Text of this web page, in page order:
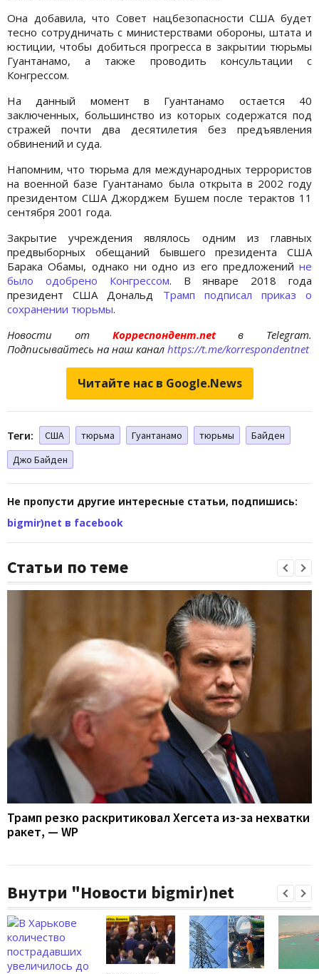
Она добавила, что Совет нацбезопасности США будет
тесно сотрудничать с министерствами обороны, штата и
юстиции, чтобы добиться прогресса в закрытии тюрьмы
Гуантанамо, а также проводить консультации с
Конгрессом.
На данный момент в Гуантанамо остается 40
заключенных, большинство из которых содержатся под
стражей почти два десятилетия без предъявления
обвинений и суда.
Напомним, что тюрьма для международных террористов
на военной базе Гуантанамо была открыта в 2002 году
президентом США Джорджем Бушем после терактов 11
сентября 2001 года.
Закрытие учреждения являлось одним из главных
предвыборных обещаний бывшего президента США
Барака Обамы, однако ни одно из его предложений не
было одобрено Конгрессом. В январе 2018 года
президент США Дональд Трамп подписал приказ о
сохранении тюрьмы.
Новости отКорреспондент.netв Telegram.
Подписывайтесь на наш канал https://t.me/korrespondentnet
Читайте нас в Google.News
Теги: США тюрьма Гуантанамо тюрьмы
Байден
Джо Байден
Не пропусти другие интересные статьи, подпишись:
bigmir)net в facebook
Статьи по теме
Трамп резко раскритиковал Хегсета из-за нехватки
ракет, — WP
Внутри "Новости bigmir)net